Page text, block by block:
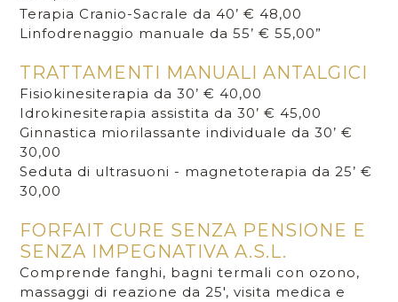
Terapia Cranio-Sacrale da 40’ € 48,00
Linfodrenaggio manuale da 55’ € 55,00”
TRATTAMENTI MANUALI ANTALGICI
Fisiokinesiterapia da 30’ € 40,00
Idrokinesiterapia assistita da 30’ € 45,00
Ginnastica miorilassante individuale da 30’ €
30,00
Seduta di ultrasuoni - magnetoterapia da 25’ €
30,00
FORFAIT CURE SENZA PENSIONE E
SENZA IMPEGNATIVA A.S.L.
Comprende fanghi, bagni termali con ozono,
massaggi di reazione da 25', visita medica e